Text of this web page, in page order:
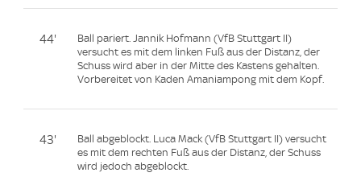
44'
Ball pariert. Jannik Hofmann (VfB Stuttgart II)
versucht es mit dem linken Fuß aus der Distanz, der
Schuss wird aber in der Mitte des Kastens gehalten.
Vorbereitet von Kaden Amaniampong mit dem Kopf.
43'
Ball abgeblockt. Luca Mack (VfB Stuttgart II) versucht
es mit dem rechten Fuß aus der Distanz, der Schuss
wird jedoch abgeblockt.